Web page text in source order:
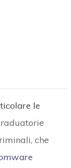
le
che